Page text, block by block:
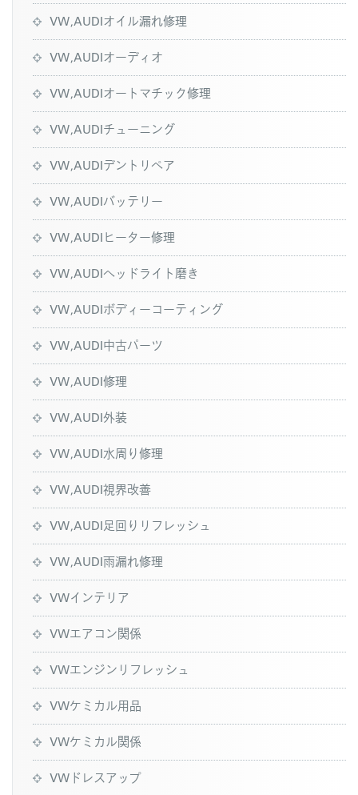
VW,AUDIオイル漏れ修理
VW,AUDIオーディオ
VW,AUDIオートマチック修理
VW,AUDIチューニング
VW,AUDIデントリペア
VW,AUDIバッテリー
VW,AUDIヒーター修理
VW,AUDIヘッドライト磨き
VW,AUDIボディーコーティング
VW,AUDI中古パーツ
VW,AUDI修理
VW,AUDI外装
VW,AUDI水周り修理
VW,AUDI視界改善
VW,AUDI足回りリフレッシュ
VW,AUDI雨漏れ修理
VWインテリア
VWエアコン関係
VWエンジンリフレッシュ
VWケミカル用品
VWケミカル関係
VWドレスアップ